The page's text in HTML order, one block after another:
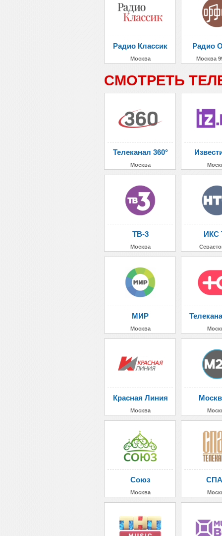
Радио Классик
Москва
Радио
Москва
СМОТРЕТЬ
Телеканал 360°
Москва
ТВ-3
Москва
ИКС
МИР
Москва
Красная Линия
Москва
Союз
Москва